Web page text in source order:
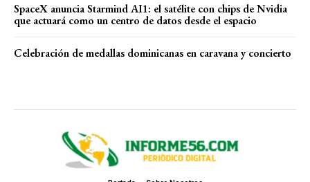
SpaceX anuncia Starmind AI1: el satélite con chips de Nvidia
que actuará como un centro de datos desde el espacio
Celebración de medallas dominicanas en caravana y concierto